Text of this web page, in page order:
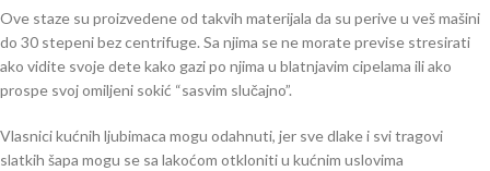
Ove staze su proizvedene od takvih materijala da su perive u veš mašini
do 30 stepeni bez centrifuge. Sa njima se ne morate previse stresirati
ako vidite svoje dete kako gazi po njima u blatnjavim cipelama ili ako
prospe svoj omiljeni sokić “sasvim slučajno”.
Vlasnici kućnih ljubimaca mogu odahnuti, jer sve dlake i svi tragovi
slatkih šapa mogu se sa lakoćom otkloniti u kućnim uslovima